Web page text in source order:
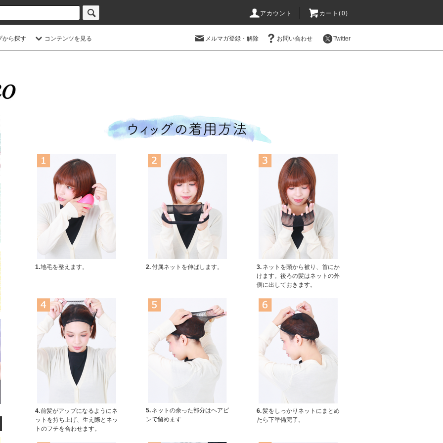
アカウント カート(0)
から探す コンテンツを見る メルマガ登録・解除 お問い合わせ Twitter
1.地毛を整えます。 2.付属ネットを伸ばします。 3. ネットを頭から被り、首にか
けます。後ろの髪はネットの外
側に出しておきます。
4.前髪がアップになるようにネ
ットを持ち上げ、生え際とネッ
トのフチを合わせます。
5. ネットの余った部分はヘアピ
ンで留めます
6.髪をしっかりネットにまとめ
たら下準備完了。